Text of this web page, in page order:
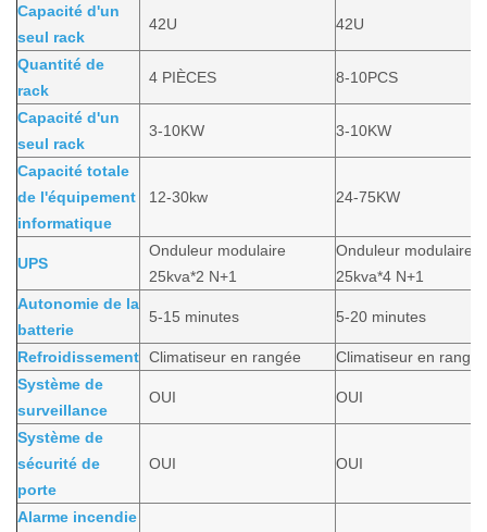
Capacité d'un
seul rack
42U 42U
Quantité de
rack
4 PIÈCES 8-10PCS
Capacité d'un
seul rack
3-10KW 3-10KW
Capacité totale
de l'équipement
informatique
12-30kw 24-75KW
UPS
Onduleur modulaire
25kva*2 N+1
Onduleur modulaire
25kva*4 N+1
Autonomie de la
batterie
5-15 minutes 5-20 minutes
Refroidissement Climatiseur en rangée
Climatiseur en rangée
Système de
surveillance
OUI OUI
Système de
sécurité de
porte
OUI OUI
Alarme incendie